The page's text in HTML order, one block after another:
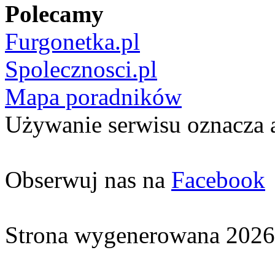
Polecamy
Furgonetka.pl
Spolecznosci.pl
Mapa poradników
Używanie serwisu oznacza
Obserwuj nas na Facebook
Strona wygenerowana